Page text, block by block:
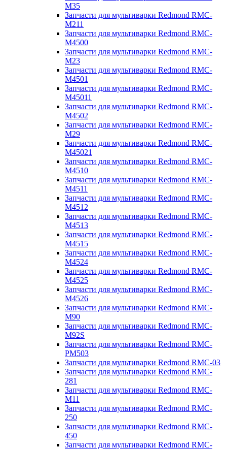
M35
Запчасти для мультиварки Redmond RMC-
M211
Запчасти для мультиварки Redmond RMC-
M4500
Запчасти для мультиварки Redmond RMC-
M23
Запчасти для мультиварки Redmond RMC-
M4501
Запчасти для мультиварки Redmond RMC-
M45011
Запчасти для мультиварки Redmond RMC-
M4502
Запчасти для мультиварки Redmond RMC-
M29
Запчасти для мультиварки Redmond RMC-
M45021
Запчасти для мультиварки Redmond RMC-
M4510
Запчасти для мультиварки Redmond RMC-
M4511
Запчасти для мультиварки Redmond RMC-
M4512
Запчасти для мультиварки Redmond RMC-
M4513
Запчасти для мультиварки Redmond RMC-
M4515
Запчасти для мультиварки Redmond RMC-
M4524
Запчасти для мультиварки Redmond RMC-
M4525
Запчасти для мультиварки Redmond RMC-
M4526
Запчасти для мультиварки Redmond RMC-
M90
Запчасти для мультиварки Redmond RMC-
M92S
Запчасти для мультиварки Redmond RMC-
PM503
Запчасти для мультиварки Redmond RMC-03
Запчасти для мультиварки Redmond RMC-
281
Запчасти для мультиварки Redmond RMC-
M11
Запчасти для мультиварки Redmond RMC-
250
Запчасти для мультиварки Redmond RMC-
450
Запчасти для мультиварки Redmond RMC-